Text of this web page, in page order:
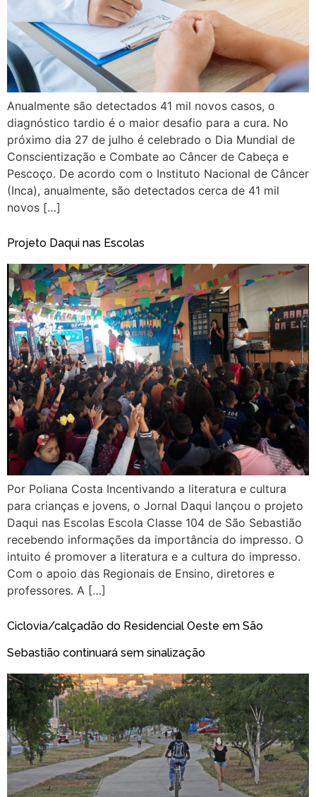
Anualmente são detectados 41 mil novos casos, o
diagnóstico tardio é o maior desafio para a cura. No
próximo dia 27 de julho é celebrado o Dia Mundial de
Conscientização e Combate ao Câncer de Cabeça e
Pescoço. De acordo com o Instituto Nacional de Câncer
(Inca), anualmente, são detectados cerca de 41 mil
novos […]
Projeto Daqui nas Escolas
Por Poliana Costa Incentivando a literatura e cultura
para crianças e jovens, o Jornal Daqui lançou o projeto
Daqui nas Escolas Escola Classe 104 de São Sebastião
recebendo informações da importância do impresso. O
intuito é promover a literatura e a cultura do impresso.
Com o apoio das Regionais de Ensino, diretores e
professores. A […]
Ciclovia/calçadão do Residencial Oeste em São
Sebastião continuará sem sinalização